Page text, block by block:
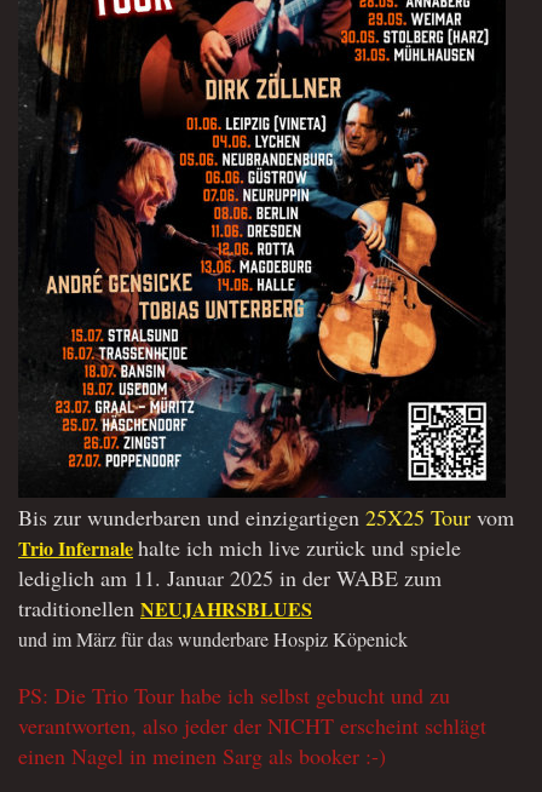
Bis zur wunderbaren und einzigartigen 25X25 Tour vom
Trio Infernalehalte ich mich live zurück und spiele
lediglich am 11. Januar 2025 in der WABE zum
traditionellen NEUJAHRSBLUES
und im März für das wunderbare Hospiz Köpenick
PS: Die Trio Tour habe ich selbst gebucht und zu
verantworten, also jeder der NICHT erscheint schlägt
einen Nagel in meinen Sarg als booker :-)